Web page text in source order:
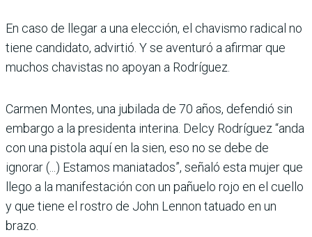
En caso de llegar a una elección, el chavismo radical no
tiene candidato, advirtió. Y se aventuró a afirmar que
muchos chavistas no apoyan a Rodríguez.
Carmen Montes, una jubilada de 70 años, defendió sin
embargo a la presidenta interina. Delcy Rodríguez “anda
con una pistola aquí en la sien, eso no se debe de
ignorar (...) Estamos maniatados”, señaló esta mujer que
llego a la manifestación con un pañuelo rojo en el cuello
y que tiene el rostro de John Lennon tatuado en un
brazo.